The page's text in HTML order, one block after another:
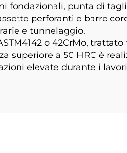
fondazionali, punta di
perforanti e barre
e tunnelaggio.
o 42CrMo,
superiore a 50 HRC è
elevate durante i